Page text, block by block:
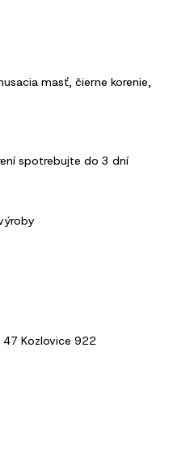
masť, čierne korenie,
spotrebujte do 3 dní
47 Kozlovice 922